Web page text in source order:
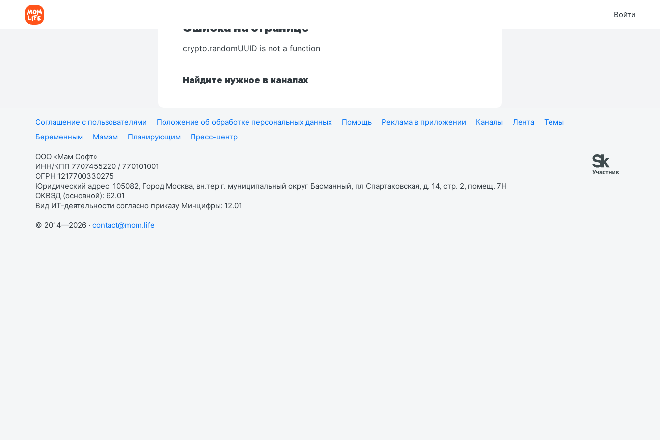
Войти
Ошибка на странице
crypto.randomUUID is not a function
Найдите нужное в каналах
Соглашение с пользователями Положение об обработке персональных данных Помощь Реклама в приложении Каналы Лента
Темы
Беременным
Мамам Планирующим Пресс-центр
ООО «Мам Софт»
ИНН/КПП 7707455220 / 770101001
ОГРН 1217700330275
Юридический адрес: 105082, Город Москва, вн.тер.г. муниципальный округ Басманный, пл Спартаковская, д. 14, стр. 2, помещ. 7Н
ОКВЭД (основной): 62.01
Вид ИТ-деятельности согласно приказу Минцифры: 12.01
© 2014—2026 · contact@mom.life